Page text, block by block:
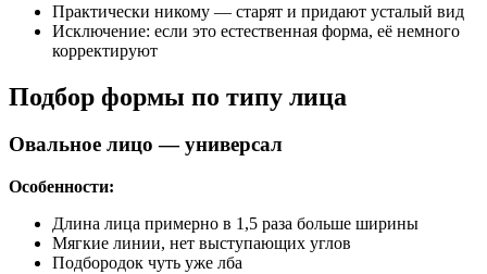
Практически никому — старят и придают усталый вид
Исключение: если это естественная форма, её немного
корректируют
Подбор формы по типу лица
Овальное лицо — универсал
Особенности:
Длина лица примерно в 1,5 раза больше ширины
Мягкие линии, нет выступающих углов
Подбородок чуть уже лба